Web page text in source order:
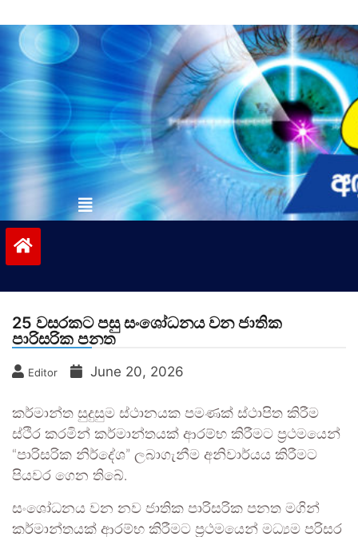
to
contentvinivida.lk
25 වසරකට පසු සංශෝධනය වන ජාතික
පාරිසරික පනත
Editor June 20, 2026
කර්මාන්ත සුදුසුම ස්ථානයක පමණක් ස්ථාපිත කිරීම
ස්ථිර කරමින් කර්මාන්තයක් ආරම්භ කිරීමට ප්‍රථමයෙන්
“පාරිසරික නිර්දේශ” ලබාගැනීම අනිවාර්යය කිරීමට
පියවර ගෙන තිබේ.
සංශෝධනය වන නව ජාතික පාරිසරික පනත මගින්
කර්මාන්තයක් ආරම්භ කිරීමට ප්‍රථමයෙන් මධ්‍යම පරිසර